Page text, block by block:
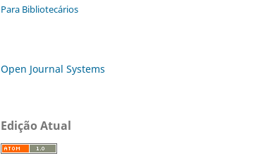
Para Bibliotecários
Open Journal Systems
Edição Atual